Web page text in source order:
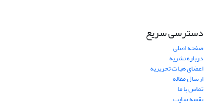
دسترسی سریع
صفحه اصلی
درباره نشریه
اعضای هیات تحریریه
ارسال مقاله
تماس با ما
نقشه سایت